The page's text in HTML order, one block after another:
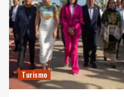
Turismo